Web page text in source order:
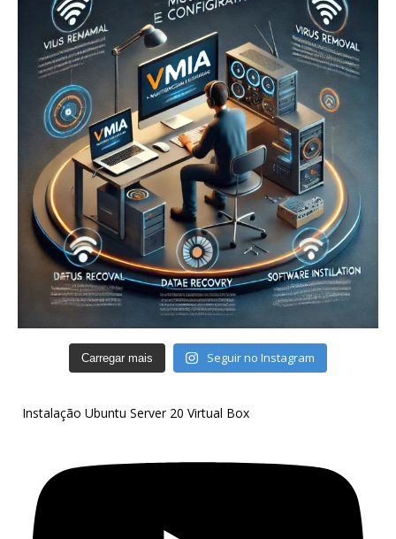
Carregar mais Seguir no Instagram
Instalação Ubuntu Server 20 Virtual Box